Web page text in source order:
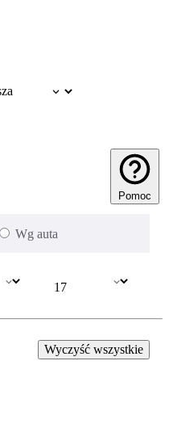
Pomoc
Wg auta
Wyczyść wszystkie